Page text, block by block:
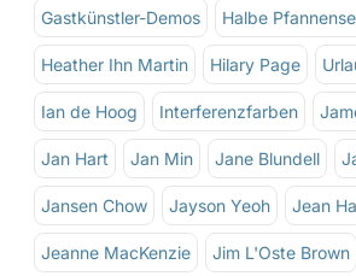
Gastkünstler-Demos Halbe
Heather Ihn Martin Hilary Page
Ian de Hoog Interferenzfarben
Jan Hart Jan Min Jane Blundell
Jansen Chow Jayson Yeoh Jean
Jeanne MacKenzie Jim L'Oste Brown